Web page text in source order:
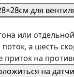
для
или
поток, а шесть
приток на
на